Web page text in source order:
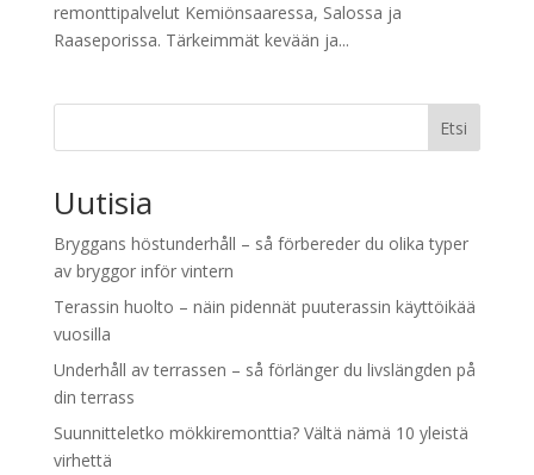
remonttipalvelut Kemiönsaaressa, Salossa ja
Raaseporissa. Tärkeimmät kevään ja...
Etsi
Uutisia
Bryggans höstunderhåll – så förbereder du olika typer
av bryggor inför vintern
Terassin huolto – näin pidennät puuterassin käyttöikää
vuosilla
Underhåll av terrassen – så förlänger du livslängden på
din terrass
Suunnitteletko mökkiremonttia? Vältä nämä 10 yleistä
virhettä